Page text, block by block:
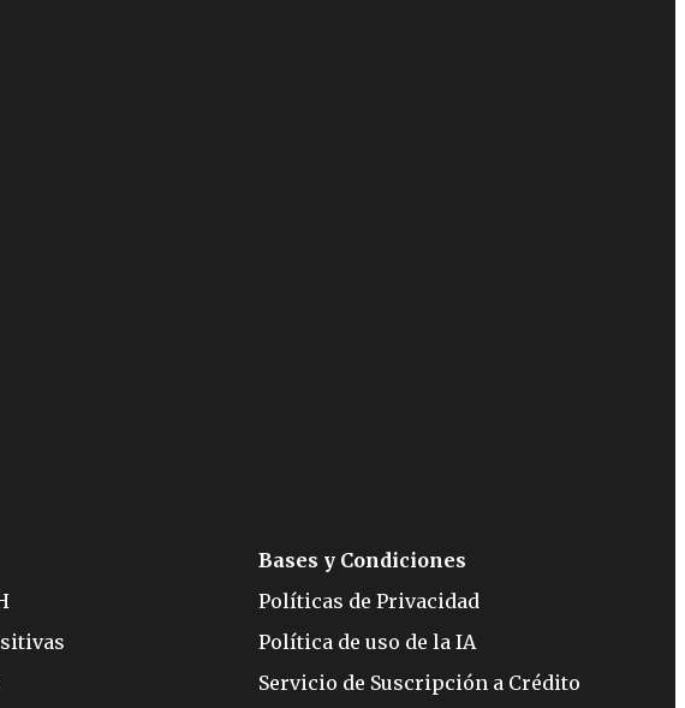
Bases y Condiciones
Políticas de Privacidad
Política de uso de la IA
Servicio de Suscripción a Crédito